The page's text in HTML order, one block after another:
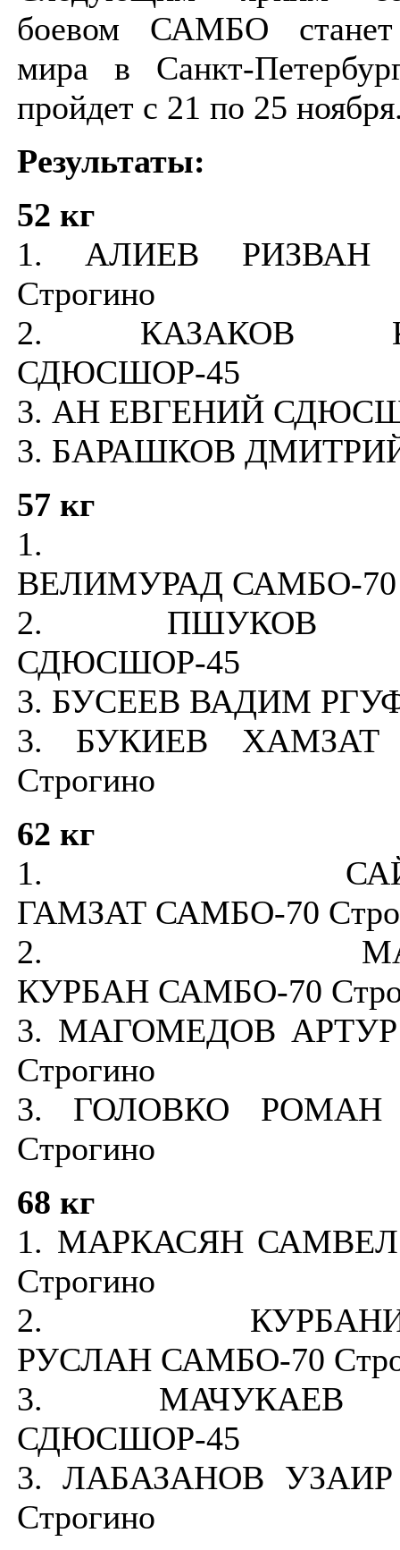
боевом САМБО станет
мира в Санкт-
пройдет с 21 по 25
Результаты:
52 кг
1. АЛИЕВ РИЗВАН
Строгино
2. КАЗАКОВ
СДЮСШОР-45
3. АН ЕВГЕНИЙ
3. БАРАШКОВ
57 кг
1.
ВЕЛИМУРАД САМБО-70
2. ПШУКОВ
СДЮСШОР-45
3. БУСЕЕВ ВАДИМ
3. БУКИЕВ ХАМЗАТ
Строгино
62 кг
1.
ГАМЗАТ САМБО-70
2.
КУРБАН САМБО-70
3. МАГОМЕДОВ
Строгино
3. ГОЛОВКО РОМАН
Строгино
68 кг
1. МАРКАСЯН
Строгино
2.
РУСЛАН САМБО-70
3. МАЧУКАЕВ
СДЮСШОР-45
3. ЛАБАЗАНОВ
Строгино